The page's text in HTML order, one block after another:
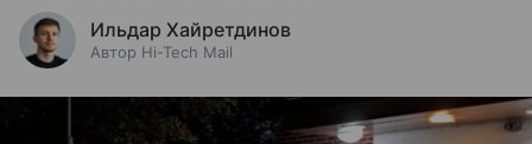
Ильдар Хайретдинов
Автор Hi-Tech Mail